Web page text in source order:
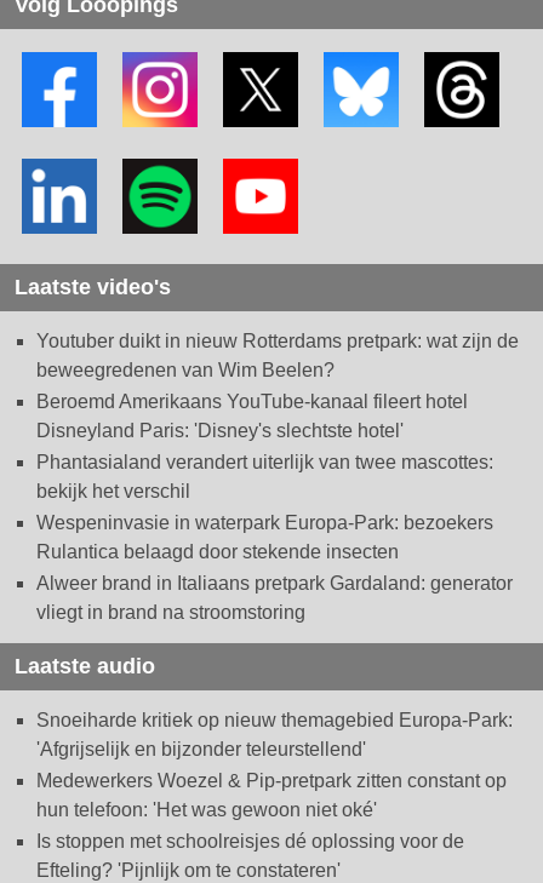
Laatste video's
Youtuber duikt in nieuw Rotterdams pretpark: wat zijn de
beweegredenen van Wim Beelen?
Beroemd Amerikaans YouTube-kanaal fileert hotel
Disneyland Paris: 'Disney's slechtste hotel'
Phantasialand verandert uiterlijk van twee mascottes:
bekijk het verschil
Wespeninvasie in waterpark Europa-Park: bezoekers
Rulantica belaagd door stekende insecten
Alweer brand in Italiaans pretpark Gardaland: generator
vliegt in brand na stroomstoring
Laatste audio
Snoeiharde kritiek op nieuw themagebied Europa-Park:
'Afgrijselijk en bijzonder teleurstellend'
Medewerkers Woezel & Pip-pretpark zitten constant op
hun telefoon: 'Het was gewoon niet oké'
Is stoppen met schoolreisjes dé oplossing voor de
Efteling? 'Pijnlijk om te constateren'